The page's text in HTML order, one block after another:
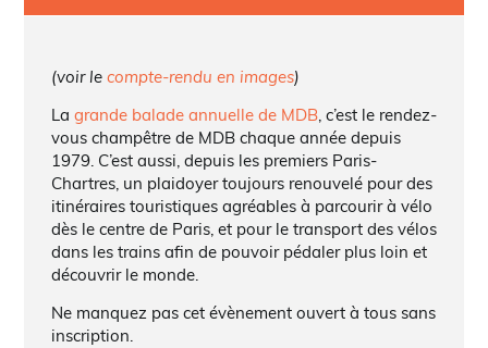
(voir le compte-rendu en images)
La grande balade annuelle de MDB, c’est le rendez-
vous champêtre de MDB chaque année depuis
1979. C’est aussi, depuis les premiers Paris-
Chartres, un plaidoyer toujours renouvelé pour des
itinéraires touristiques agréables à parcourir à vélo
dès le centre de Paris, et pour le transport des vélos
dans les trains afin de pouvoir pédaler plus loin et
découvrir le monde.
Ne manquez pas cet évènement ouvert à tous sans
inscription.